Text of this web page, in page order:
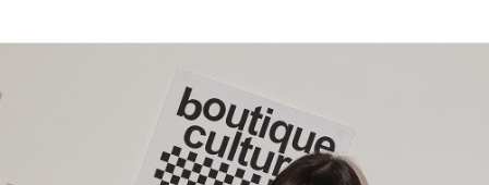
3.完整用戶服務條款，請詳閱以下連結：https://oppay.tw/userRule
１．透過由恩沛科技股份有限公司提供之「AFTEE先享後付」服務完成之交
易，需依本服務之必要範圍內提供個人資料，並將交易相關給付款項請求債
權轉讓予恩沛科技股份有限公司。
２．關於個人資料處理事宜，請瀏覽以下網址：
https://aftee.tw/terms/#terms3
每筆NT$60，滿NT$1,800(含以上)免運費
每筆NT$60，滿NT$1,600(含以上)免運費